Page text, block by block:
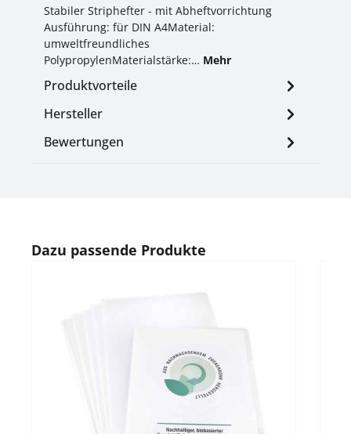
Stabiler Striphefter - mit Abheftvorrichtung
Ausführung: für DIN A4Material:
umweltfreundliches
PolypropylenMaterialstärke:… Mehr
Produktvorteile
Hersteller
Bewertungen
Produktgalerie überspringen
Dazu passende Produkte